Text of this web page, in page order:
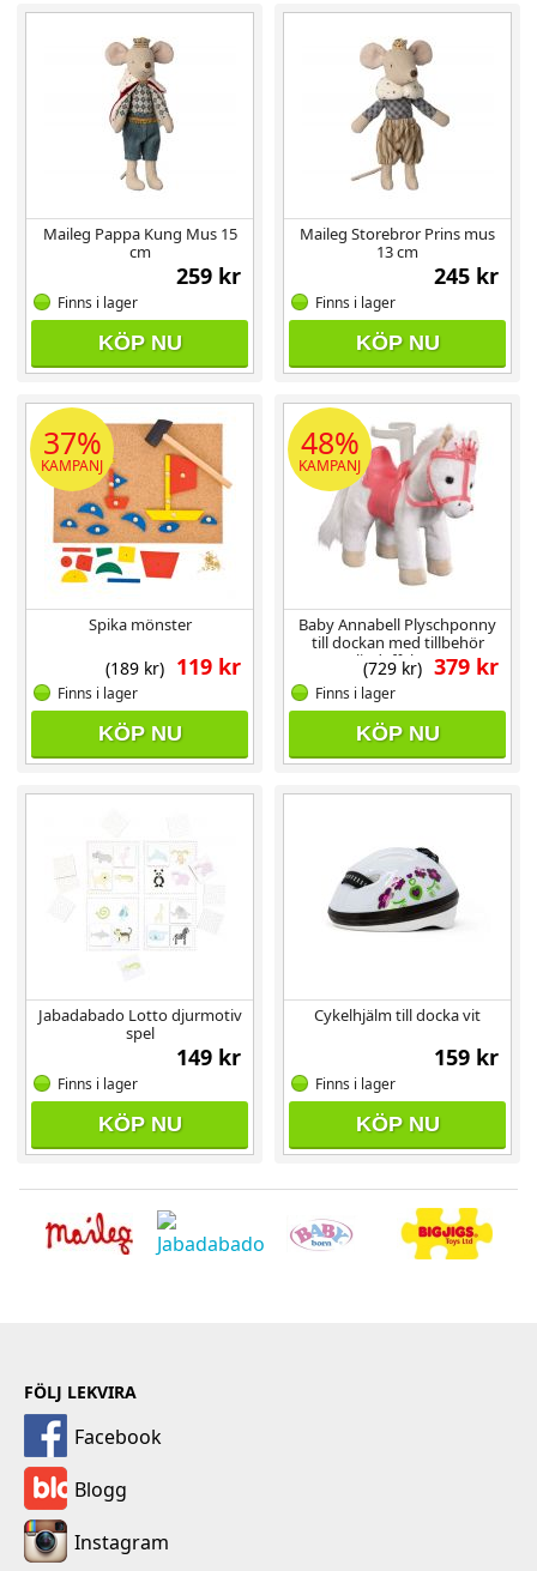
Maileg Pappa Kung Mus 15
cm
259 kr
Finns i lager
KÖP NU
Maileg Storebror Prins mus
13 cm
245 kr
Finns i lager
KÖP NU
37%
KAMPANJ
Spika mönster
119 kr
(189 kr)
Finns i lager
KÖP NU
48%
KAMPANJ
Baby Annabell Plyschponny
till dockan med tillbehör
ljudeffekter379 kr
(729 kr)
Finns i lager
KÖP NU
Jabadabado Lotto djurmotiv
spel
149 kr
Finns i lager
KÖP NU
Cykelhjälm till docka vit
159 kr
Finns i lager
KÖP NU
FÖLJ LEKVIRA
Facebook
Blogg
Instagram